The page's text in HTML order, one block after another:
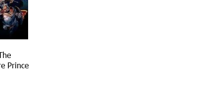
Prince